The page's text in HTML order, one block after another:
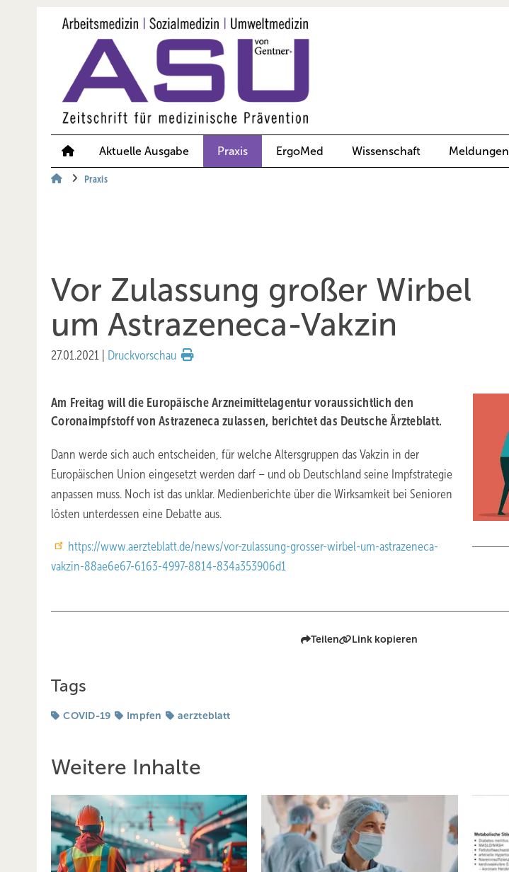
Aktuelle Ausgabe Praxis ErgoMed Wissenschaft Meldungen
Praxis
Vor Zulassung großer Wirbel
um Astrazeneca-Vakzin
27.01.2021 Druckvorschau
Am Freitag will die Europäische Arzneimittelagentur voraussichtlich den
Coronaimpfstoff von Astraze­neca zulassen, berichtet das Deutsche Ärzteblatt.
Dann werde sich auch entscheiden, für welche Altersgruppen das Vakzin in der
Europäi­schen Union eingesetzt werden darf – und ob Deutschland seine Impfstrategie
anpassen muss. Noch ist das unklar. Medienberichte über die Wirksamkeit bei Senioren
lösten unterdessen eine Debatte aus.
https://www.aerzteblatt.de/news/vor-zulassung-grosser-wirbel-um-astrazeneca-
vakzin-88ae6e67-6163-4997-8814-834a353906d1
Teilen Link kopieren
Tags
COVID-19 Impfen aerzteblatt
Weitere Inhalte